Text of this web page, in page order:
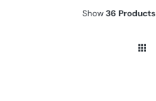
Show36 Products